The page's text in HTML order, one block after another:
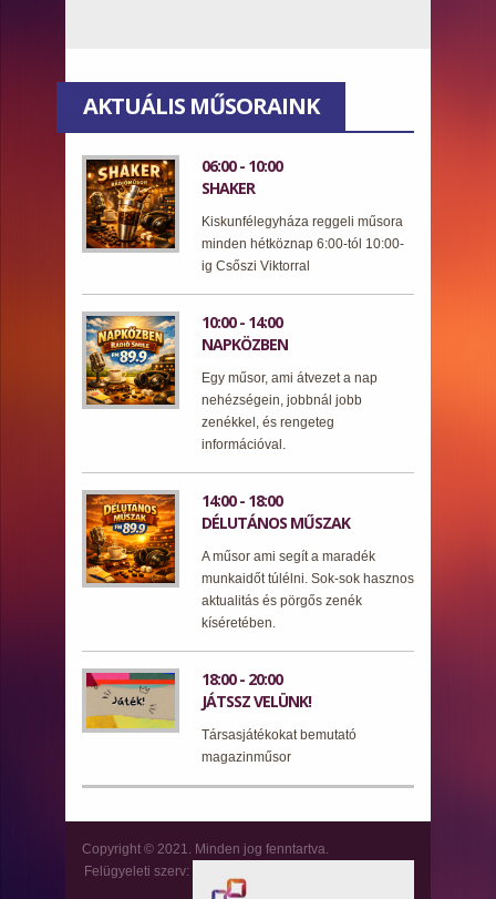
AKTUÁLIS MŰSORAINK
06:00 - 10:00
SHAKER
Kiskunfélegyháza reggeli műsora
minden hétköznap 6:00-tól 10:00-
ig Csőszi Viktorral
10:00 - 14:00
NAPKÖZBEN
Egy műsor, ami átvezet a nap
nehézségein, jobbnál jobb
zenékkel, és rengeteg
információval.
14:00 - 18:00
DÉLUTÁNOS MŰSZAK
A műsor ami segít a maradék
munkaidőt túlélni. Sok-sok hasznos
aktualitás és pörgős zenék
kíséretében.
18:00 - 20:00
JÁTSSZ VELÜNK!
Társasjátékokat bemutató
magazinműsor
Copyright © 2021. Minden jog fenntartva.
Felügyeleti szerv: